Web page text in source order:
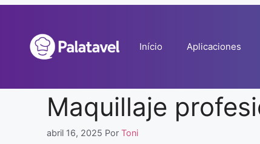
conteúdo
Início Aplicaciones
Maquillaje
abril 16, 2025 Por Toni